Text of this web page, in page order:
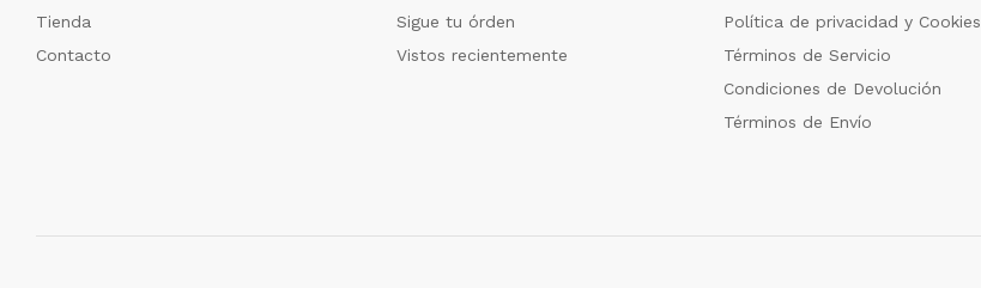
Tienda
Contacto
Sigue tu órden
Vistos recientemente
Política de privacidad y Cookies
Términos de Servicio
Condiciones de Devolución
Términos de Envío